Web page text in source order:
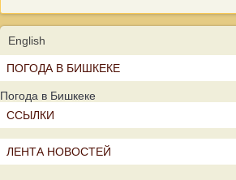
English
ПОГОДА В БИШКЕКЕ
Погода в Бишкеке
ССЫЛКИ
ЛЕНТА НОВОСТЕЙ